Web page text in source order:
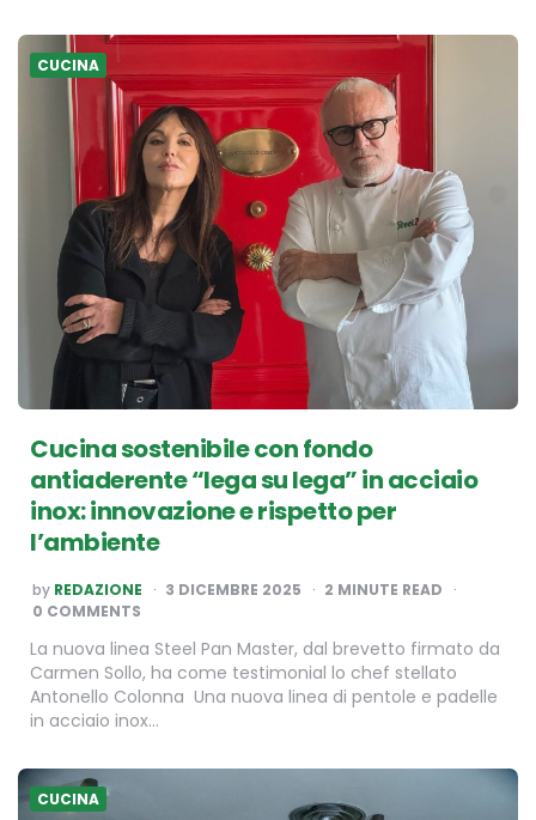
CUCINA
Cucina sostenibile con fondo
antiaderente “lega su lega” in acciaio
inox: innovazione e rispetto per
l’ambiente
POSTED
BY
by REDAZIONE 3 DICEMBRE 2025 2 MINUTE READ
0 COMMENTS
La nuova linea Steel Pan Master, dal brevetto firmato da
Carmen Sollo, ha come testimonial lo chef stellato
Antonello Colonna Una nuova linea di pentole e padelle
in acciaio inox…
CUCINA